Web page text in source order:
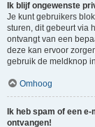
Ik blijf ongewenste
Je kunt gebruikers
sturen, dit gebeurt via
ontvangt van een
deze kan ervoor
gebruik de meldknop
Omhoog
Ik heb spam of een
ontvangen!